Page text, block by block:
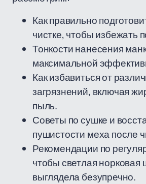
Как правильно
чистке, чтобы избежать
Тонкости нанесения
максимальной
Как избавиться от
загрязнений, включая
пыль.
Советы по сушке и
пушистости меха после
Рекомендации по
чтобы светлая норковая
выглядела безупречно.